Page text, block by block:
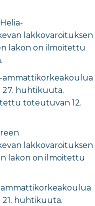
lakkovaroituksen
lakon on ilmoitettu
ammattikorkeakoulua
27. huhtikuuta.
toteutuvan 12.
lakkovaroituksen
lakon on ilmoitettu
huhtikuuta.